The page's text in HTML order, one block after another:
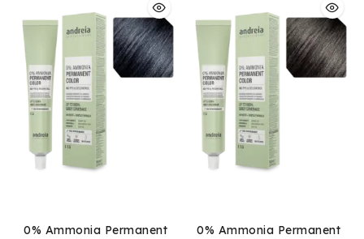
0% Ammonia Permanent
0% Ammonia Permanent